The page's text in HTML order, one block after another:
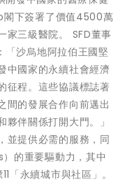
下簽署了價值4500萬
家三級醫院。 SFD董事
沙烏地阿拉伯王國堅
中國家的永續社會經濟
征程。這些協議標誌著
間的發展合作向前邁出
伴關係打開大門。」
並提供必需的服務，同
的重要驅動力，其中
「永續城市與社區」。